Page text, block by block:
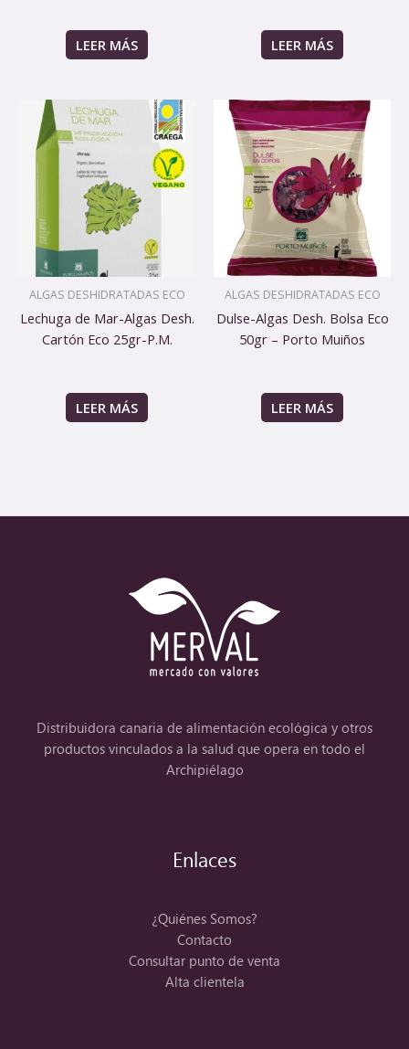
LEER MÁS LEER MÁS
ALGAS DESHIDRATADAS ECO
Lechuga de Mar-Algas Desh.
Cartón Eco 25gr-P.M.
LEER MÁS
ALGAS DESHIDRATADAS ECO
Dulse-Algas Desh. Bolsa Eco
50gr – Porto Muiños
LEER MÁS
Distribuidora canaria de alimentación ecológica y otros
productos vinculados a la salud que opera en todo el
Archipiélago
Enlaces
¿Quiénes Somos?
Contacto
Consultar punto de venta
Alta clientela